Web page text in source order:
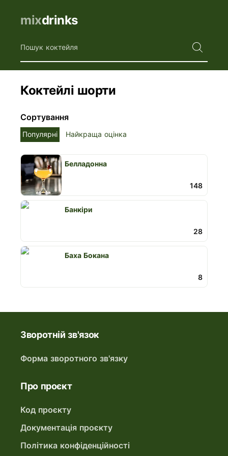
mixdrinks
Пошук коктейля
Коктейлі шорти
Сортування
Популярні Найкраща оцінка
148
Белладонна
28
Банкіри
8
Баха Бокана
Зворотній зв'язок
Форма зворотного зв'язку
Про проєкт
Код проєкту
Документація проєкту
Політика конфіденційності